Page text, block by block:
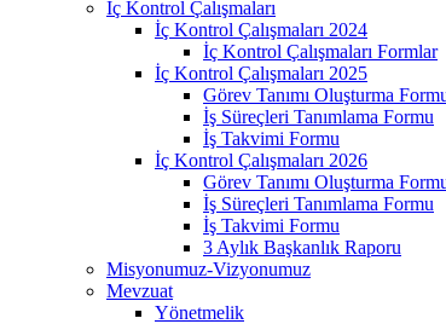
İç Kontrol Çalışmaları
İç Kontrol Çalışmaları 2024
İç Kontrol Çalışmaları Formlar
İç Kontrol Çalışmaları 2025
Görev Tanımı Oluşturma
İş Süreçleri Tanımlama Formu
İş Takvimi Formu
İç Kontrol Çalışmaları 2026
Görev Tanımı Oluşturma
İş Süreçleri Tanımlama Formu
İş Takvimi Formu
3 Aylık Başkanlık Raporu
Misyonumuz-Vizyonumuz
Mevzuat
Yönetmelik